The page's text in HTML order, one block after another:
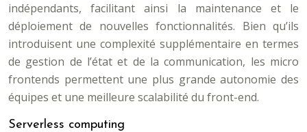
indépendants, facilitant ainsi la maintenance et le
déploiement de nouvelles fonctionnalités. Bien qu’ils
introduisent une complexité supplémentaire en termes
de gestion de l’état et de la communication, les micro
frontends permettent une plus grande autonomie des
équipes et une meilleure scalabilité du front-end.
Serverless computing